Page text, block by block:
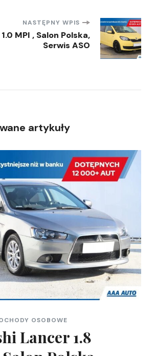
NASTĘPNY WPIS
MPI , Salon Polska,
Serwis ASO
artykuły
OSOBOWE
Lancer 1.8